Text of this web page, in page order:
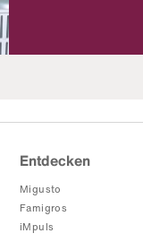
Entdecken
Migusto
Famigros
iMpuls